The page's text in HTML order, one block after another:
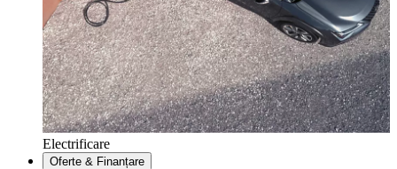
Electrificare
Oferte & Finanțare